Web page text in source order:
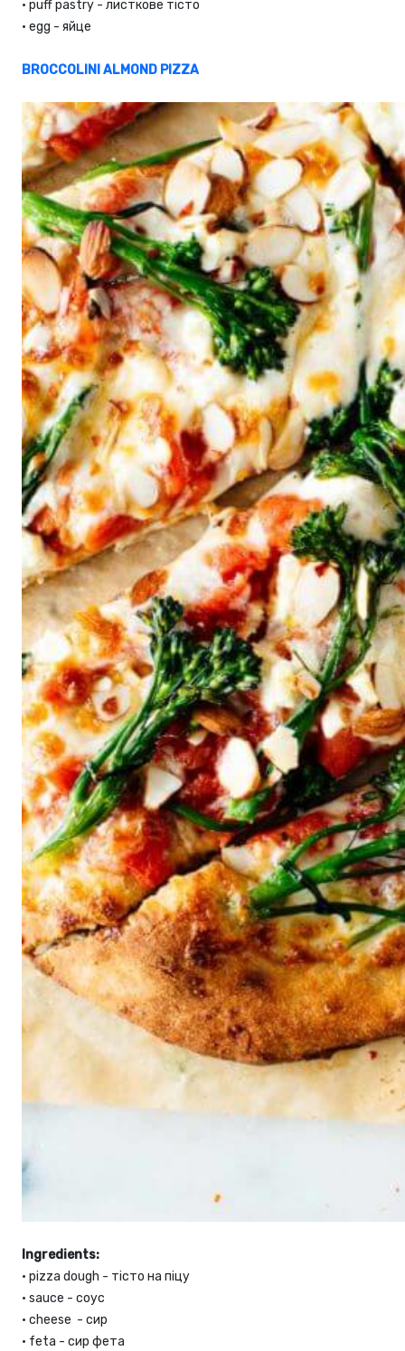
• puff pastry - листкове тісто
• egg - яйце
BROCCOLINI ALMOND PIZZA
Ingredients:
• pizza dough - тісто на піцу
• sauce - соус
• cheese - сир
• feta - сир фета